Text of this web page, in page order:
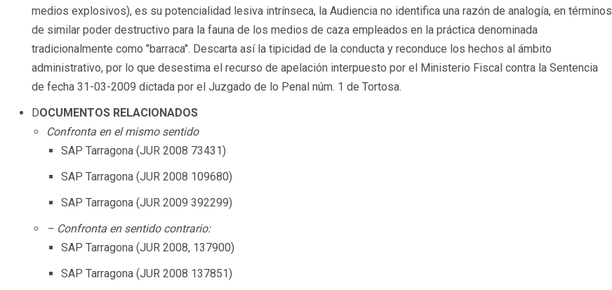
medios explosivos), es su potencialidad lesiva intrínseca, la Audiencia no identifica una razón de analogía, en términos
de similar poder destructivo para la fauna de los medios de caza empleados en la práctica denominada
tradicionalmente como "barraca". Descarta así la tipicidad de la conducta y reconduce los hechos al ámbito
administrativo, por lo que desestima el recurso de apelación interpuesto por el Ministerio Fiscal contra la Sentencia
de fecha 31-03-2009 dictada por el Juzgado de lo Penal núm. 1 de Tortosa.
DOCUMENTOS RELACIONADOS
Confronta en el mismo sentido
SAP Tarragona (JUR 2008 73431)
SAP Tarragona (JUR 2008 109680)
SAP Tarragona (JUR 2009 392299)
– Confronta en sentido contrario:
SAP Tarragona (JUR 2008, 137900)
SAP Tarragona (JUR 2008 137851)